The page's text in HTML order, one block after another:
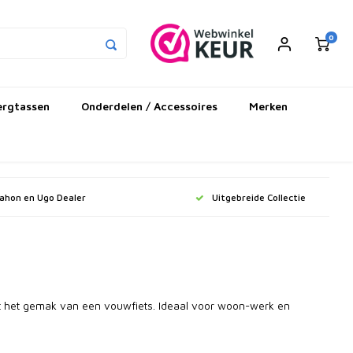
0
Onderdelen / Accessoires Merken
en Ugo Dealer Uitgebreide Collectie
gemak van een vouwfiets. Ideaal voor woon-werk en